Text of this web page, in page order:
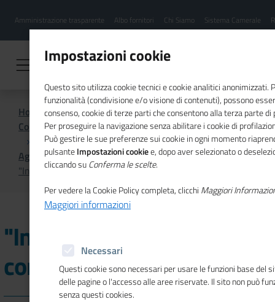
contenuto
Menu
hamburgher
Amministrazione trasparente Albo fornitori Chi Siamo Sistema Camerale
Home
Comunicazione istituzionale per il sistema camerale
Agenda
"Innovazione ed energia", conferenza a Cagliari
"Innovazione ed energia",
conferenza a Cagliari
Impostazioni cookie
Questo sito utilizza cookie tecnici e cookie analitici anonimizzati.
funzionalità (condivisione e/o visione di contenuti), possono
consenso, cookie di terze parti che consentono alla terza parte
Per proseguire la navigazione senza abilitare i cookie di
Può gestire le sue preferenze sui cookie in ogni momento
pulsanteImpostazioni cookiee, dopo aver selezionato o
cliccando suConferma le scelte.
Per vedere la Cookie Policy completa, clicchi Maggiori
Maggiori informazioni
Necessari
Questi cookie sono necessari per usare le funzioni base del
delle pagine o l'accesso alle aree riservate. Il sito non può
senza questi cookies.